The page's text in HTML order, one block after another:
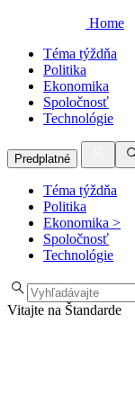
Home
Téma týždňa
Politika
Ekonomika
Spoločnosť
Technológie
Predplatné
Téma týždňa
Politika
Ekonomika >
Spoločnosť
Technológie
Vitajte na Štandarde